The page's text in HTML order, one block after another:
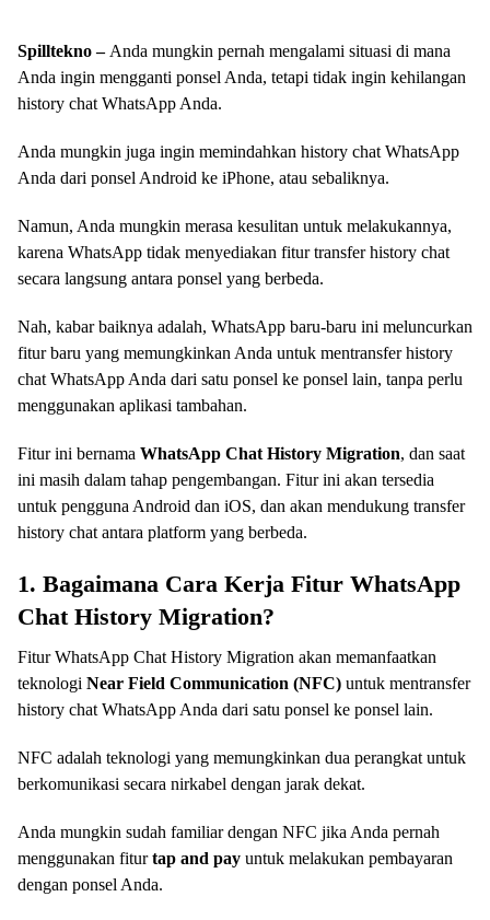
Spilltekno – Anda mungkin pernah mengalami situasi di mana
Anda ingin mengganti ponsel Anda, tetapi tidak ingin kehilangan
history chat WhatsApp Anda.
Anda mungkin juga ingin memindahkan history chat WhatsApp
Anda dari ponsel Android ke iPhone, atau sebaliknya.
Namun, Anda mungkin merasa kesulitan untuk melakukannya,
karena WhatsApp tidak menyediakan fitur transfer history chat
secara langsung antara ponsel yang berbeda.
Nah, kabar baiknya adalah, WhatsApp baru-baru ini meluncurkan
fitur baru yang memungkinkan Anda untuk mentransfer history
chat WhatsApp Anda dari satu ponsel ke ponsel lain, tanpa perlu
menggunakan aplikasi tambahan.
Fitur ini bernama WhatsApp Chat History Migration, dan saat
ini masih dalam tahap pengembangan. Fitur ini akan tersedia
untuk pengguna Android dan iOS, dan akan mendukung transfer
history chat antara platform yang berbeda.
1. Bagaimana Cara Kerja Fitur WhatsApp
Chat History Migration?
Fitur WhatsApp Chat History Migration akan memanfaatkan
teknologi Near Field Communication (NFC) untuk mentransfer
history chat WhatsApp Anda dari satu ponsel ke ponsel lain.
NFC adalah teknologi yang memungkinkan dua perangkat untuk
berkomunikasi secara nirkabel dengan jarak dekat.
Anda mungkin sudah familiar dengan NFC jika Anda pernah
menggunakan fiturtap and pay untuk melakukan pembayaran
dengan ponsel Anda.